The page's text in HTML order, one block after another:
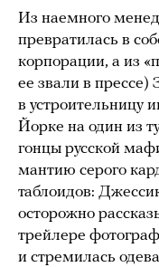
Из наемного
превратилась в
корпорации, а из
ее звали в
в устроительницу
Йорке на один из
гонцы русской
мантию серого
таблоидов:
осторожно
трейлере
и стремилась